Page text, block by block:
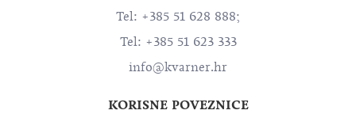
Tel: +385 51 628 888;
Tel: +385 51 623 333
info@kvarner.hr
KORISNE POVEZNICE